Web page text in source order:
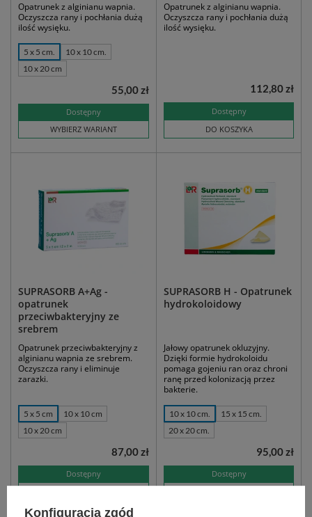
Opatrunek z alginianu wapnia.
Oczyszcza rany i pochłania dużą
ilość wysięku.
5 x 5 cm.
10 x 10 cm.
10 x 20 cm
Dostępny
WYBIERZ WARIANT
55,00 zł
Opatrunek z alginianu wapnia.
Oczyszcza rany i pochłania dużą
ilość wysięku.
Dostępny
DO KOSZYKA
112,80 zł
SUPRASORB A+Ag -
opatrunek
przeciwbakteryjny ze
srebrem
Opatrunek przeciwbakteryjny z
alginianu wapnia ze srebrem.
Oczyszcza rany i eliminuje
zarazki.
5 x 5 cm
10 x 10 cm
10 x 20 cm
Dostępny
87,00 zł
SUPRASORB H - Opatrunek
hydrokoloidowy
Jałowy opatrunek okluzyjny.
Dzięki formie hydrokoloidu
pomaga gojeniu ran oraz chroni
ranę przed kolonizacją przez
bakterie.
10 x 10 cm.
15 x 15 cm.
20 x 20 cm.
Dostępny
95,00 zł
Konfiguracja zgód